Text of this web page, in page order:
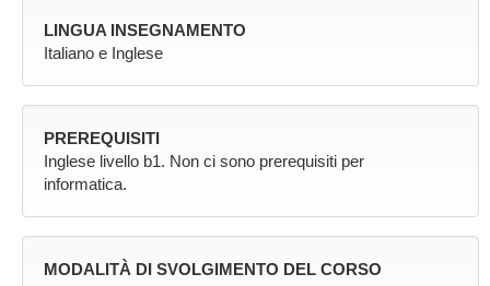
LINGUA INSEGNAMENTO
Italiano e Inglese
PREREQUISITI
Inglese livello b1. Non ci sono prerequisiti per
informatica.
MODALITÀ DI SVOLGIMENTO DEL CORSO